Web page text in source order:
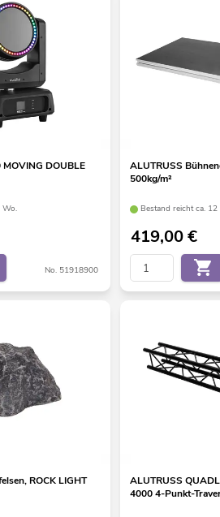
DOUBLE
Wo.
No. 51918900
ALUTRUSS
500kg/m²
Bestand reicht ca. 12
419,00€
ROCK LIGHT
ALUTRUSS
4000 4-Punkt-